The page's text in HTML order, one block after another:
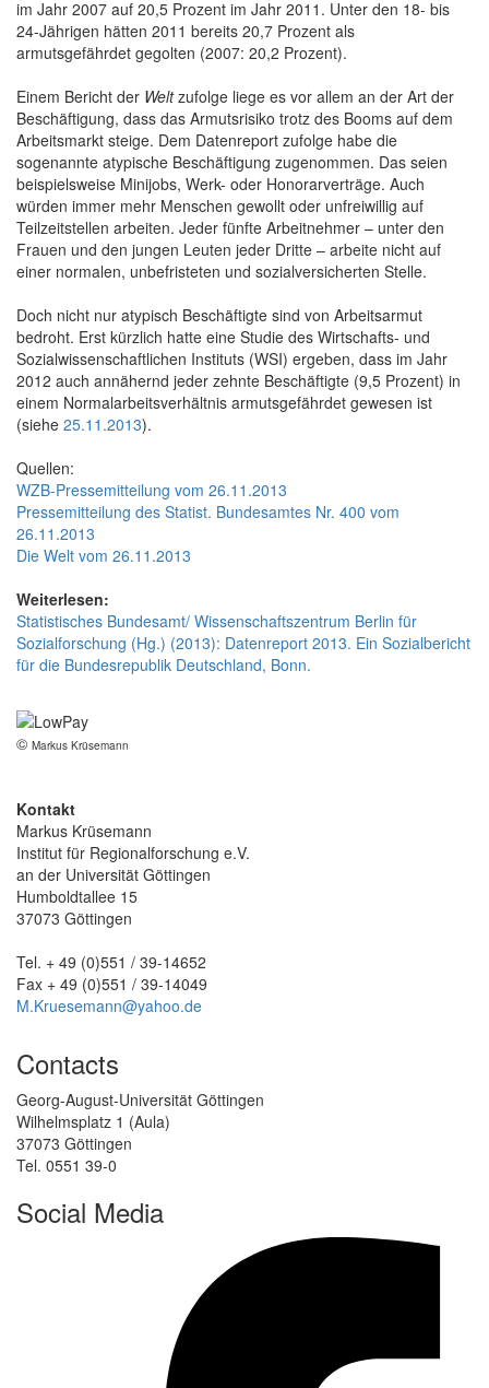
im Jahr 2007 auf 20,5 Prozent im Jahr 2011. Unter den 18- bis
24-Jährigen hätten 2011 bereits 20,7 Prozent als
armutsgefährdet gegolten (2007: 20,2 Prozent).
Einem Bericht der Weltzufolge liege es vor allem an der Art der
Beschäftigung, dass das Armutsrisiko trotz des Booms auf dem
Arbeitsmarkt steige. Dem Datenreport zufolge habe die
sogenannte atypische Beschäftigung zugenommen. Das seien
beispielsweise Minijobs, Werk- oder Honorarverträge. Auch
würden immer mehr Menschen gewollt oder unfreiwillig auf
Teilzeitstellen arbeiten. Jeder fünfte Arbeitnehmer – unter den
Frauen und den jungen Leuten jeder Dritte – arbeite nicht auf
einer normalen, unbefristeten und sozialversicherten Stelle.
Doch nicht nur atypisch Beschäftigte sind von Arbeitsarmut
bedroht. Erst kürzlich hatte eine Studie des Wirtschafts- und
Sozialwissenschaftlichen Instituts (WSI) ergeben, dass im Jahr
2012 auch annähernd jeder zehnte Beschäftigte (9,5 Prozent) in
einem Normalarbeitsverhältnis armutsgefährdet gewesen ist
(siehe 25.11.2013).
Quellen:
WZB-Pressemitteilung vom 26.11.2013
Pressemitteilung des Statist. Bundesamtes Nr. 400 vom
26.11.2013
Die Welt vom 26.11.2013
Weiterlesen:
Statistisches Bundesamt/ Wissenschaftszentrum Berlin für
Sozialforschung (Hg.) (2013): Datenreport 2013. Ein Sozialbericht
für die Bundesrepublik Deutschland, Bonn.
© Markus Krüsemann
Kontakt
Markus Krüsemann
Institut für Regionalforschung e.V.
an der Universität Göttingen
Humboldtallee 15
37073 Göttingen
Tel. + 49 (0)551 / 39-14652
Fax + 49 (0)551 / 39-14049
M.Kruesemann@yahoo.de
Contacts
Georg-August-Universität Göttingen
Wilhelmsplatz 1 (Aula)
37073 Göttingen
Tel. 0551 39-0
Social Media